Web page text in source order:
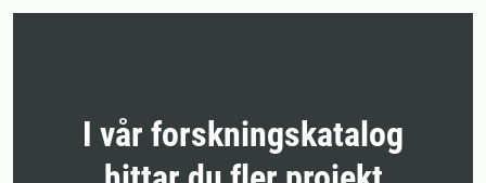
I vår forskningskatalog